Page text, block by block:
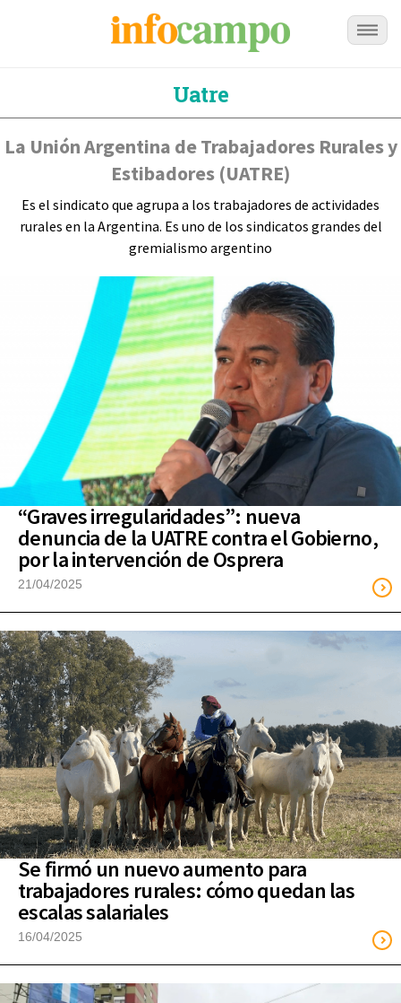
Uatre
La Unión Argentina de Trabajadores Rurales y
Estibadores (UATRE)
Es el sindicato que agrupa a los trabajadores de actividades
rurales en la Argentina. Es uno de los sindicatos grandes del
gremialismo argentino
“Graves irregularidades”: nueva
denuncia de la UATRE contra el Gobierno,
por la intervención de Osprera
21/04/2025
Se firmó un nuevo aumento para
trabajadores rurales: cómo quedan las
escalas salariales
16/04/2025